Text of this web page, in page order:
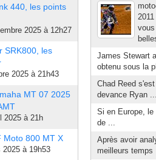
440, les points
2025 à 12h27
SRK800, les
2025 à 21h43
MT 07 2025
2025 à 21h
Moto 800 MT X
2025 à 19h53
James Stewart
obtenu sous la
Chad Reed
devance Ryan
Si en Europe,
de ...
Après avoir
meilleurs temps